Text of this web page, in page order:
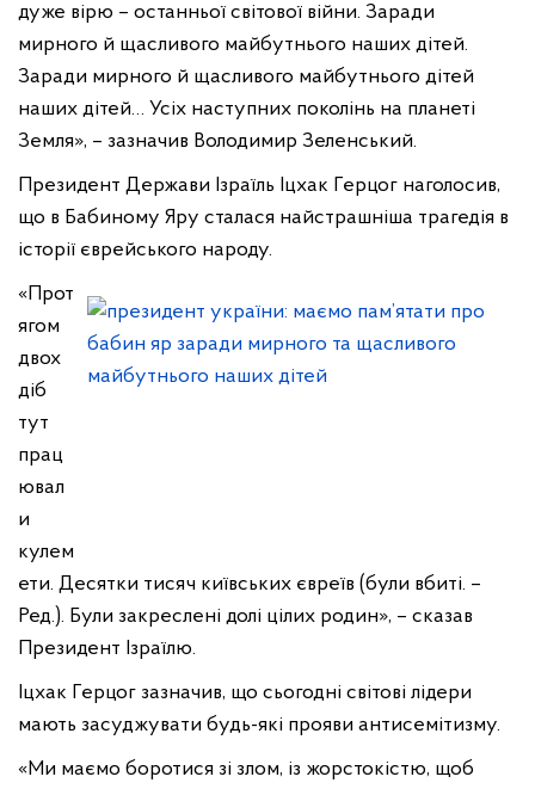
дуже вірю – останньої світової війни. Заради
мирного й щасливого майбутнього наших дітей.
Заради мирного й щасливого майбутнього дітей
наших дітей… Усіх наступних поколінь на планеті
Земля», – зазначив Володимир Зеленський.
Президент Держави Ізраїль Іцхак Герцог наголосив,
що в Бабиному Яру сталася найстрашніша трагедія в
історії єврейського народу.
«Прот
ягом
двох
діб
тут
прац
ювал
и
кулем
ети. Десятки тисяч київських євреїв (були вбиті. –
Ред.). Були закреслені долі цілих родин», – сказав
Президент Ізраїлю.
Іцхак Герцог зазначив, що сьогодні світові лідери
мають засуджувати будь-які прояви антисемітизму.
«Ми маємо боротися зі злом, із жорстокістю, щоб